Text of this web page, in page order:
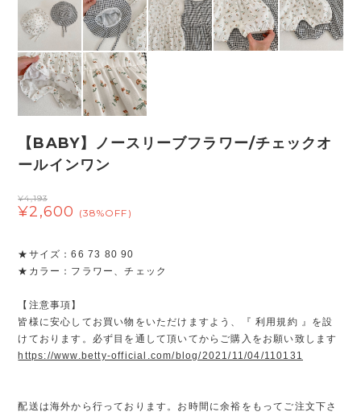
【BABY】ノースリーブフラワー/チェックオ
ールインワン
¥4,193
¥2,600 (38%OFF)
★サイズ：66 73 80 90
★カラー：フラワー、チェック
【注意事項】
皆様に安心してお買い物をいただけますよう、『 利用規約 』を設
けております。必ず目を通して頂いてからご購入をお願い致します
https://www.betty-official.com/blog/2021/11/04/110131
配送は海外から行っております。お時間に余裕をもってご注文下さ